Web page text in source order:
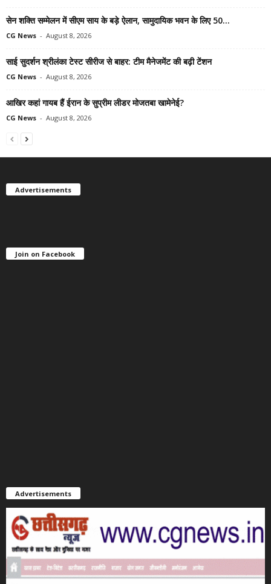
सेन शक्ति सम्मेलन में सीएम साय के बड़े ऐलान, सामुदायिक भवन के लिए 50...
CG News - August 8, 2026
साई सुदर्शन श्रीलंका टेस्ट सीरीज से बाहर: टीम मैनेजमेंट की बढ़ी टेंशन
CG News - August 8, 2026
आखिर कहां गायब हैं ईरान के सुप्रीम लीडर मोजतबा खामेनेई?
CG News - August 8, 2026
Advertisements
Join on Facebook
Advertisements